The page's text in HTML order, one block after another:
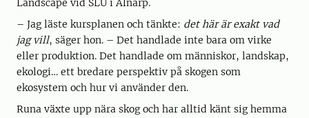
Landscape vid SLU i Alnarp.
– Jag läste kursplanen och tänkte: det här är exakt vad
jag vill, säger hon. – Det handlade inte bara om virke
eller produktion. Det handlade om människor, landskap,
ekologi… ett bredare perspektiv på skogen som
ekosystem och hur vi använder den.
Runa växte upp nära skog och har alltid känt sig hemma